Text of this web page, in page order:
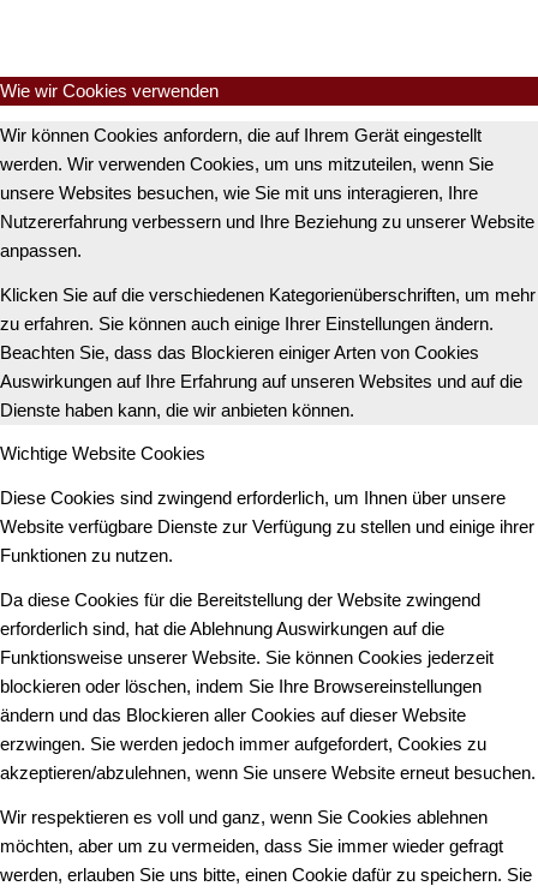
Wie wir Cookies verwenden
Wir können Cookies anfordern, die auf Ihrem Gerät eingestellt
werden. Wir verwenden Cookies, um uns mitzuteilen, wenn Sie
unsere Websites besuchen, wie Sie mit uns interagieren, Ihre
Nutzererfahrung verbessern und Ihre Beziehung zu unserer Website
anpassen.
Klicken Sie auf die verschiedenen Kategorienüberschriften, um mehr
zu erfahren. Sie können auch einige Ihrer Einstellungen ändern.
Beachten Sie, dass das Blockieren einiger Arten von Cookies
Auswirkungen auf Ihre Erfahrung auf unseren Websites und auf die
Dienste haben kann, die wir anbieten können.
Wichtige Website Cookies
Diese Cookies sind zwingend erforderlich, um Ihnen über unsere
Website verfügbare Dienste zur Verfügung zu stellen und einige ihrer
Funktionen zu nutzen.
Da diese Cookies für die Bereitstellung der Website zwingend
erforderlich sind, hat die Ablehnung Auswirkungen auf die
Funktionsweise unserer Website. Sie können Cookies jederzeit
blockieren oder löschen, indem Sie Ihre Browsereinstellungen
ändern und das Blockieren aller Cookies auf dieser Website
erzwingen. Sie werden jedoch immer aufgefordert, Cookies zu
akzeptieren/abzulehnen, wenn Sie unsere Website erneut besuchen.
Wir respektieren es voll und ganz, wenn Sie Cookies ablehnen
möchten, aber um zu vermeiden, dass Sie immer wieder gefragt
werden, erlauben Sie uns bitte, einen Cookie dafür zu speichern. Sie